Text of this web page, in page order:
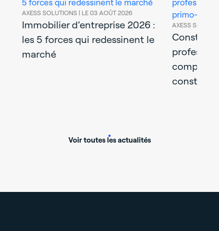
AXESS SOLUTIONS | LE 03 AOÛT 2026
Immobilier d’entreprise 2026 :
les 5 forces qui redessinent le
marché
AXESS
complet
Voir toutes les actualités